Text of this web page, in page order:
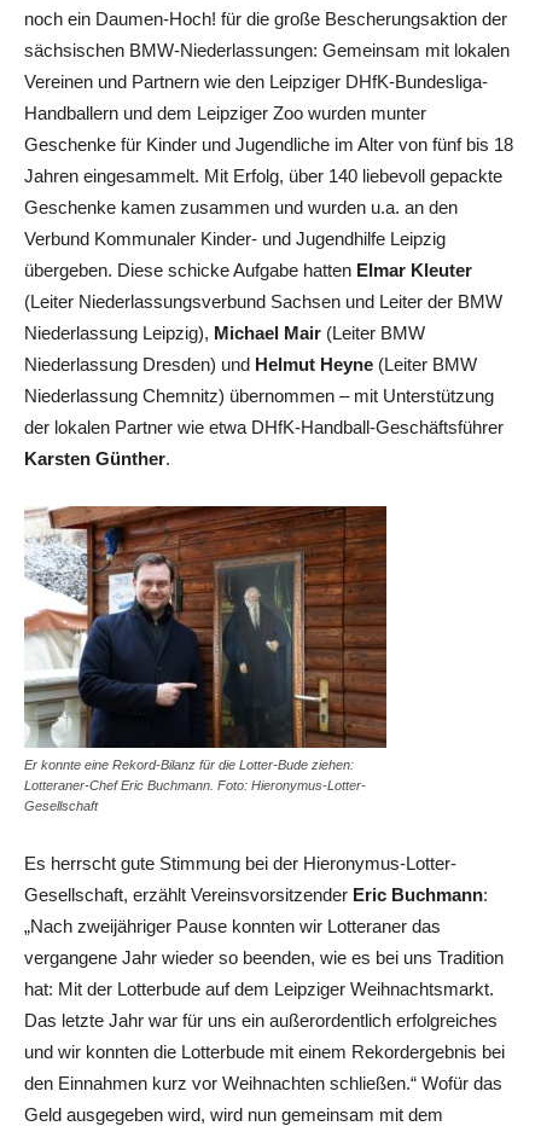
noch ein Daumen-Hoch! für die große Bescherungsaktion der
sächsischen BMW-Niederlassungen: Gemeinsam mit lokalen
Vereinen und Partnern wie den Leipziger DHfK-Bundesliga-
Handballern und dem Leipziger Zoo wurden munter
Geschenke für Kinder und Jugendliche im Alter von fünf bis 18
Jahren eingesammelt. Mit Erfolg, über 140 liebevoll gepackte
Geschenke kamen zusammen und wurden u.a. an den
Verbund Kommunaler Kinder- und Jugendhilfe Leipzig
übergeben. Diese schicke Aufgabe hatten Elmar Kleuter
(Leiter Niederlassungsverbund Sachsen und Leiter der BMW
Niederlassung Leipzig), Michael Mair (Leiter BMW
Niederlassung Dresden) und Helmut Heyne (Leiter BMW
Niederlassung Chemnitz) übernommen – mit Unterstützung
der lokalen Partner wie etwa DHfK-Handball-Geschäftsführer
Karsten Günther.
Er konnte eine Rekord-Bilanz für die Lotter-Bude ziehen:
Lotteraner-Chef Eric Buchmann. Foto: Hieronymus-Lotter-
Gesellschaft
Es herrscht gute Stimmung bei der Hieronymus-Lotter-
Gesellschaft, erzählt Vereinsvorsitzender Eric Buchmann:
„Nach zweijähriger Pause konnten wir Lotteraner das
vergangene Jahr wieder so beenden, wie es bei uns Tradition
hat: Mit der Lotterbude auf dem Leipziger Weihnachtsmarkt.
Das letzte Jahr war für uns ein außerordentlich erfolgreiches
und wir konnten die Lotterbude mit einem Rekordergebnis bei
den Einnahmen kurz vor Weihnachten schließen.“ Wofür das
Geld ausgegeben wird, wird nun gemeinsam mit dem